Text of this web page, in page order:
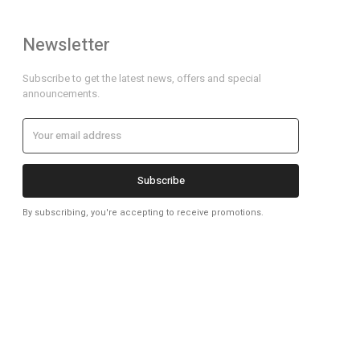
Newsletter
Subscribe to get the latest news, offers and special
announcements.
Subscribe
By subscribing, you're accepting to receive promotions.